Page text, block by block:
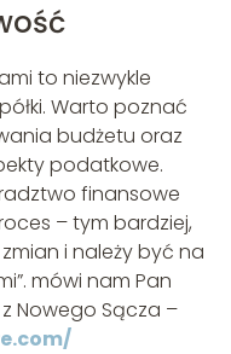
to niezwykle
Warto poznać
budżetu oraz
podatkowe.
finansowe
– tym bardziej,
i należy być na
mówi nam Pan
Nowego Sącza –